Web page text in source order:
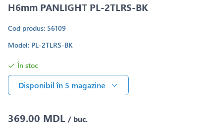
H6mm PANLIGHT PL-2TLRS-BK
Cod produs: 56109
Model: PL-2TLRS-BK
În stoc
Disponibil în 5 magazine
369.00 MDL / buc.